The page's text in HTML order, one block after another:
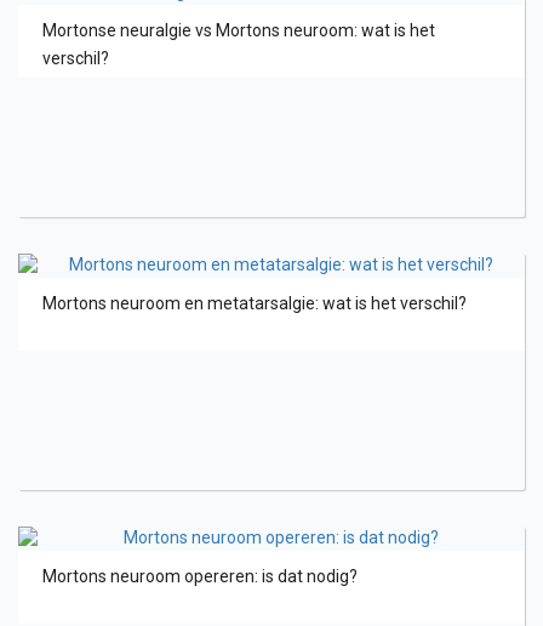
Mortonse neuralgie vs Mortons neuroom: wat is het
verschil?
Mortons neuroom en metatarsalgie: wat is het verschil?
Mortons neuroom opereren: is dat nodig?